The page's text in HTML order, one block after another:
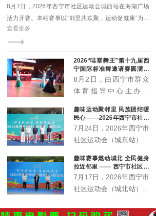
8月9日，中国坎布拉2026首届“清清黄河”全民欢乐彩色
跑在青海省黄南藏族自治州尖扎县激情开跑。800名参
赛选手沿黄河丹霞栈道有序出发，在世界级地质公园的
壮阔山水间，开启一场集体育运动、生态研学、文化体
查看更多
2026“哇塞舞王”第十九届西
宁国际标准舞邀请赛圆满落
幕
8月2日，由西宁市群众
体育指导中心主办的
西宁国际标准舞邀请赛在
西宁体育馆顺利收官。
趣味运动聚邻里 民族团结暖
民心 ——2026年西宁市社区
运动会城东站激情开赛
7月24日，2026年西宁市
社区运动会（城东站）在
开赛。来自辖区各社区、
企事业单位的近400名各
族群众齐聚一堂，在家门
约。本站赛事由西宁市体
趣味赛事燃动城北 全民健身
拉近邻里 —— 西宁市社区运
动会城北站火热开赛
7月17日，2026年西宁市
社区运动会（城北站）在
开赛，350余名辖区各族